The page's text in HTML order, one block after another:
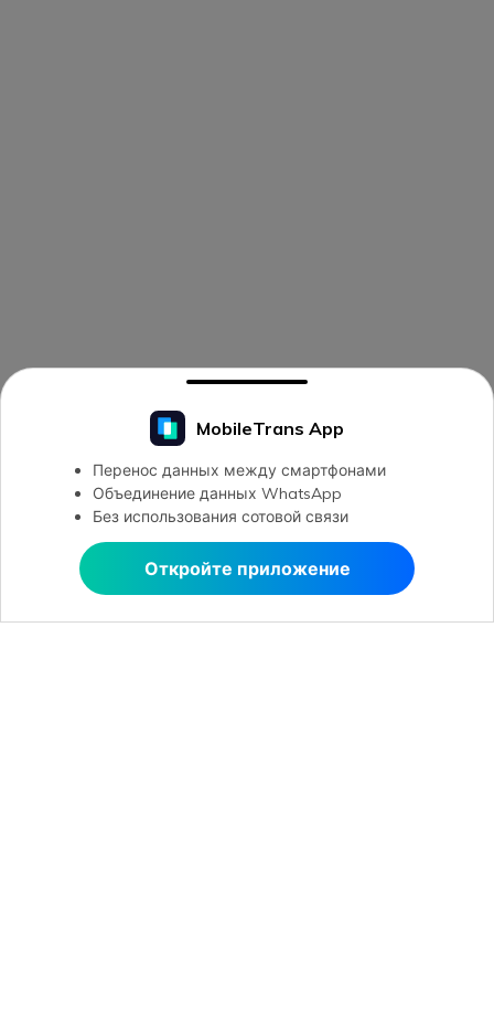
Открыть в MobileTrans
MobileTrans App
Перенос данных между смартфонами
Объединение данных WhatsApp
Без использования сотовой связи
Откройте приложение